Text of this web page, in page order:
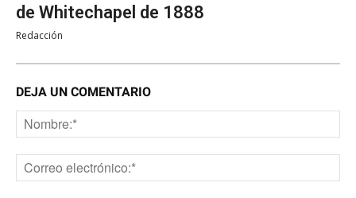
de Whitechapel de 1888
Redacción
DEJA UN COMENTARIO